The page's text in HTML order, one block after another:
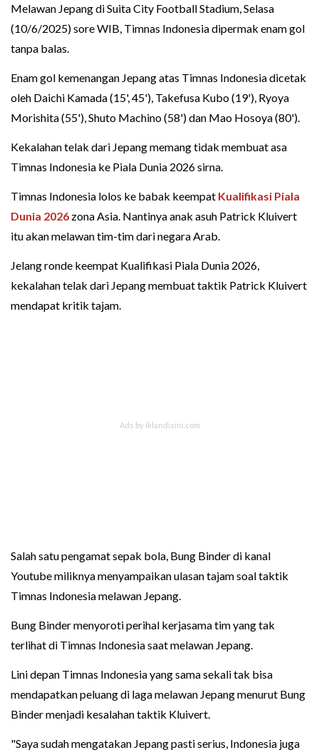
Melawan Jepang di Suita City Football Stadium, Selasa
(10/6/2025) sore WIB, Timnas Indonesia dipermak enam gol
tanpa balas.
Enam gol kemenangan Jepang atas Timnas Indonesia dicetak
oleh Daichi Kamada (15', 45'), Takefusa Kubo (19'), Ryoya
Morishita (55'), Shuto Machino (58') dan Mao Hosoya (80').
Kekalahan telak dari Jepang memang tidak membuat asa
Timnas Indonesia ke Piala Dunia 2026 sirna.
Timnas Indonesia lolos ke babak keempat Kualifikasi Piala
Dunia 2026 zona Asia. Nantinya anak asuh Patrick Kluivert
itu akan melawan tim-tim dari negara Arab.
Jelang ronde keempat Kualifikasi Piala Dunia 2026,
kekalahan telak dari Jepang membuat taktik Patrick Kluivert
mendapat kritik tajam.
Salah satu pengamat sepak bola, Bung Binder di kanal
Youtube miliknya menyampaikan ulasan tajam soal taktik
Timnas Indonesia melawan Jepang.
Bung Binder menyoroti perihal kerjasama tim yang tak
terlihat di Timnas Indonesia saat melawan Jepang.
Lini depan Timnas Indonesia yang sama sekali tak bisa
mendapatkan peluang di laga melawan Jepang menurut Bung
Binder menjadi kesalahan taktik Kluivert.
"Saya sudah mengatakan Jepang pasti serius, Indonesia juga